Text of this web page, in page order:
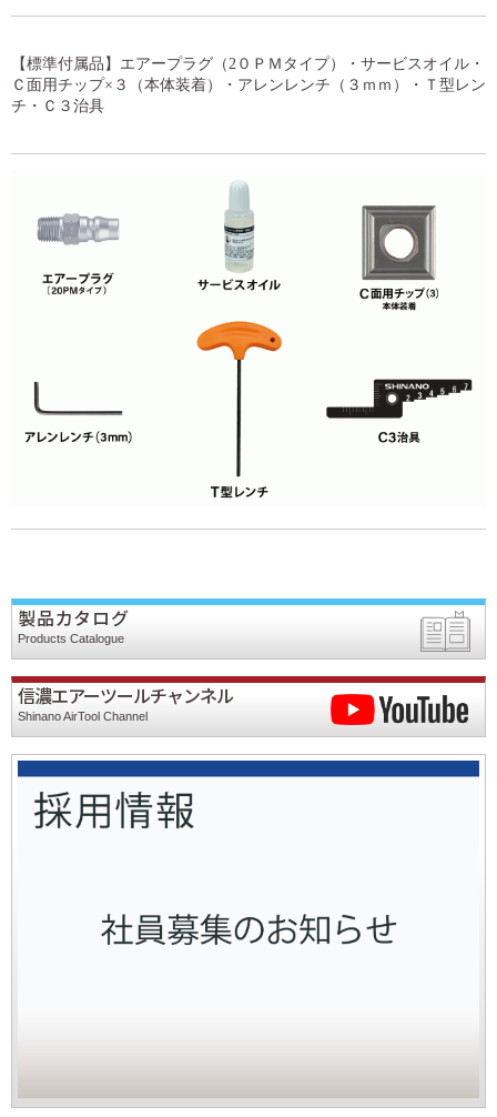
【標準付属品】エアープラグ（2０ＰＭタイプ）・サービスオイル・
Ｃ面用チップ×３（本体装着）・アレンレンチ（３ｍｍ）・Ｔ型レン
チ・Ｃ３治具
製品カタログ
Products Catalogue
信濃エアーツールチャンネル
Shinano AirTool Channel